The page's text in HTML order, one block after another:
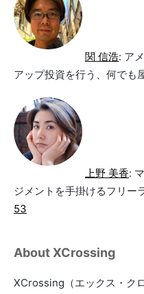
関 信浩: ア
アップ投資を行う、何でも
上野 美香:
ジメントを手掛けるフリー
53
About XCrossing
XCrossing（エックス・ク